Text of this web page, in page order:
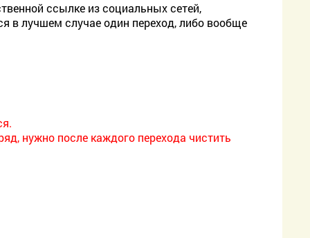
ссылке из социальных сетей,
в лучшем случае один переход, либо вообще
нужно после каждого перехода чистить